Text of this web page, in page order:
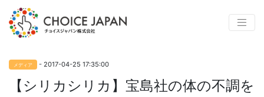
メディア - 2017-04-25 17:35:00
【シリカシリカ】宝島社の体の不調を